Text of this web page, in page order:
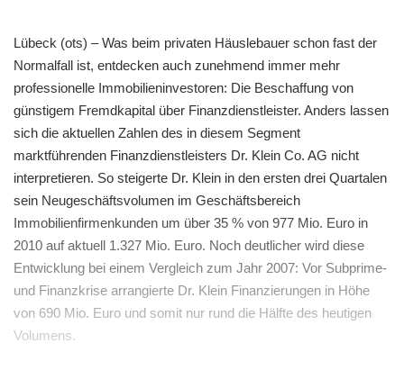
Lübeck (ots) – Was beim privaten Häuslebauer schon fast der
Normalfall ist, entdecken auch zunehmend immer mehr
professionelle Immobilieninvestoren: Die Beschaffung von
günstigem Fremdkapital über Finanzdienstleister. Anders lassen
sich die aktuellen Zahlen des in diesem Segment
marktführenden Finanzdienstleisters Dr. Klein Co. AG nicht
interpretieren. So steigerte Dr. Klein in den ersten drei Quartalen
sein Neugeschäftsvolumen im Geschäftsbereich
Immobilienfirmenkunden um über 35 % von 977 Mio. Euro in
2010 auf aktuell 1.327 Mio. Euro. Noch deutlicher wird diese
Entwicklung bei einem Vergleich zum Jahr 2007: Vor Subprime-
und Finanzkrise arrangierte Dr. Klein Finanzierungen in Höhe
von 690 Mio. Euro und somit nur rund die Hälfte des heutigen
Volumens.